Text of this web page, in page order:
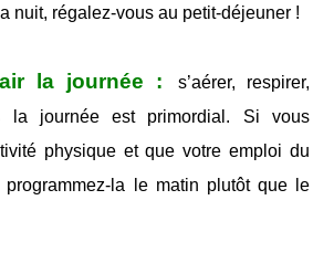
nuit, régalez-vous au petit-déjeuner !
la journée :
s’aérer, respirer,
la journée est primordial. Si vous
physique et que votre emploi du
programmez-la le matin plutôt que le